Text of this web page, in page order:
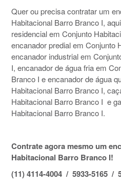
Quer ou precisa contratar um
Habitacional Barro Branco I,
residencial em Conjunto
encanador predial em Conjunto
encanador industrial em
I, encanador de água fria em
Branco I e encanador de água
Habitacional Barro Branco I,
Habitacional Barro Branco I e
Habitacional Barro Branco I.
Contrate agora mesmo um
Habitacional Barro Branco I!
(11) 4114-4004 / 5933-5165 /